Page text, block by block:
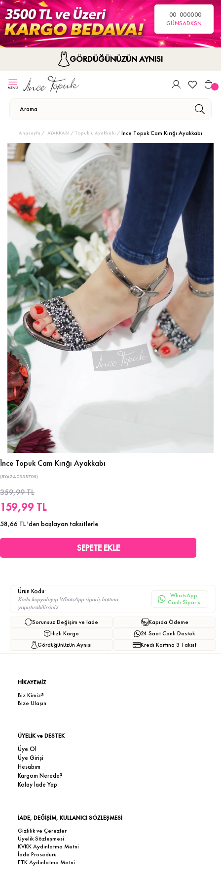
00
GÜN
00
SA
00
DK
00
SN
GÖRDÜĞÜNÜZÜN AYNISI
Anasayfa AYAKKABI Topuklu Ayakkabı İnce Topuk Cam Kırığı Ayakkabı
İnce Topuk Cam Kırığı Ayakkabı
(8YAZA0335705)
359,99 TL
159,99 TL
58,66 TL'den başlayan taksitlerle
Ürün Kodu:
Kodu kopyalayıp WhatsApp sipariş hattına
yapıştırabilirsiniz.
WhatsApp
Canlı Sipariş
Sorunsuz Değişim ve İade
Hızlı Kargo
Gördüğünüzün Aynısı
Kapıda Ödeme
24 Saat Canlı Destek
Kredi Kartına 3 Taksit
HİKAYEMİZ
Biz Kimiz?
Bize Ulaşın
ÜYELİK ve DESTEK
Üye Ol
Üye Girişi
Hesabım
Kargom Nerede?
Kolay İade Yap
İADE, DEĞİŞİM, KULLANICI SÖZLEŞMESİ
Gizlilik ve Çerezler
Üyelik Sözleşmesi
KVKK Aydınlatma Metni
İade Prosedürü
ETK Aydınlatma Metni